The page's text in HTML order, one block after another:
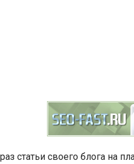
статьи своего блога на